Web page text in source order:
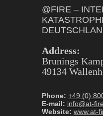
@FIRE –
Address:
Brunings
49134
Phone: +49 (0)
E-mail: info@at-
Website: www.at-